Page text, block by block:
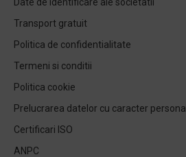
Transport gratuit
Politica de confidentialitate
Termeni si conditii
Politica cookie
Prelucrarea datelor cu caracter personal
Certificari ISO
ANPC